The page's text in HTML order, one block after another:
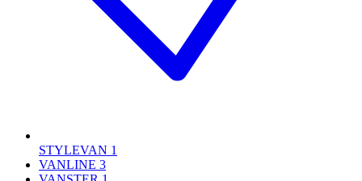
STYLEVAN 1
VANLINE 3